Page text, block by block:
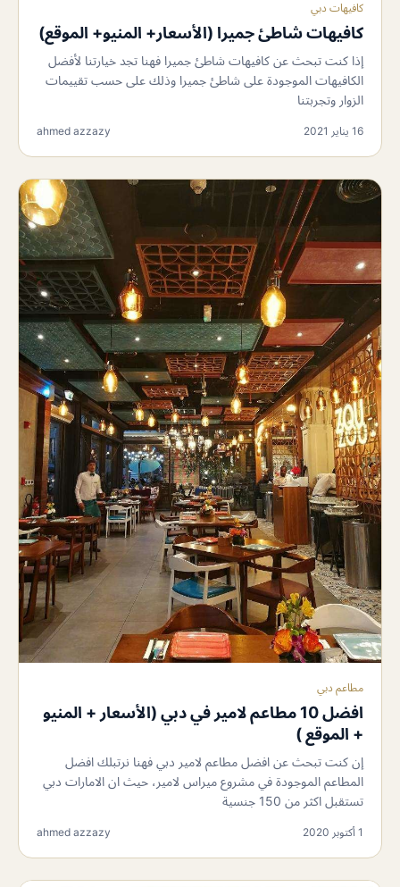
كافيهات دبي
كافيهات شاطئ جميرا (الأسعار+ المنيو+ الموقع)
إذا كنت تبحث عن كافيهات شاطئ جميرا فهنا تجد خيارتنا لأفضل
الكافيهات الموجودة على شاطئ جميرا وذلك على حسب تقييمات
الزوار وتجربتنا
16 يناير 2021 ahmed azzazy
مطاعم دبي
افضل 10 مطاعم لامير في دبي (الأسعار + المنيو
+ الموقع )
إن كنت تبحث عن افضل مطاعم لامير دبي فهنا نرتبلك افضل
المطاعم الموجودة في مشروع ميراس لامير، حيث ان الامارات دبي
تستقبل اكثر من 150 جنسية
1 أكتوبر 2020 ahmed azzazy